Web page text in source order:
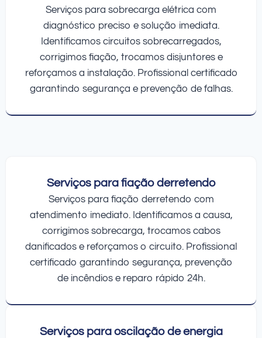
Serviços para sobrecarga elétrica com
diagnóstico preciso e solução imediata.
Identificamos circuitos sobrecarregados,
corrigimos fiação, trocamos disjuntores e
reforçamos a instalação. Profissional certificado
garantindo segurança e prevenção de falhas.
Serviços para fiação derretendo
Serviços para fiação derretendo com
atendimento imediato. Identificamos a causa,
corrigimos sobrecarga, trocamos cabos
danificados e reforçamos o circuito. Profissional
certificado garantindo segurança, prevenção
de incêndios e reparo rápido 24h.
Serviços para oscilação de energia